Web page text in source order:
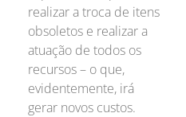
realizar a troca de itens
obsoletos e realizar a
atuação de todos os
recursos – o que,
evidentemente, irá
gerar novos custos.